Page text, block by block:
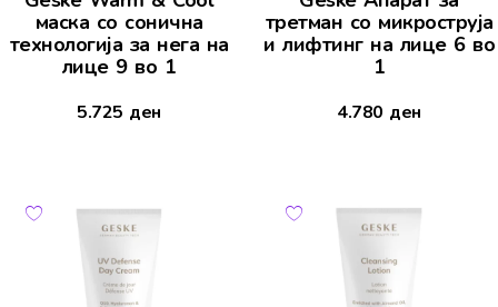
маска со сонична
технологија за нега на
лице 9 во 1
5.725 ден
третман со микроструја
и лифтинг на лице 6 во
1
4.780 ден